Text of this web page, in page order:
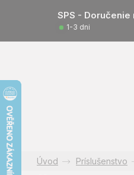
SPS - Doručenie
1-3 dni
Príslušenstvo